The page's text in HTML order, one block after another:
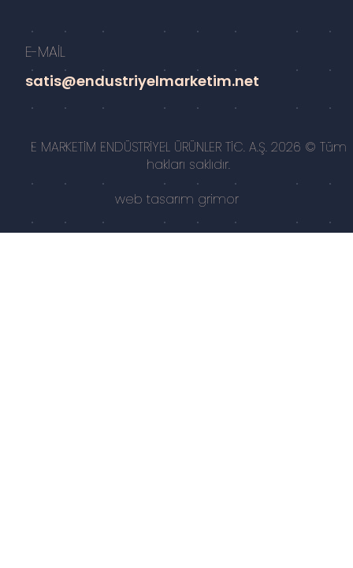
E-MAİL
satis@endustriyelmarketim.net
E MARKETİM ENDÜSTRİYEL ÜRÜNLER TİC. A.Ş. 2026 © Tüm
hakları saklıdır.
web tasarım grimor